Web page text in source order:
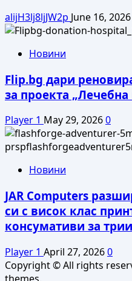
alijH3lj8ljJW2p June 16, 2026
Новини
Flip.bg дари
за проекта
Player 1 May 29, 20260
Новини
JAR Computers
си с висок клас
консумативи за
Player 1 April 27, 20260
Copyright © All rights